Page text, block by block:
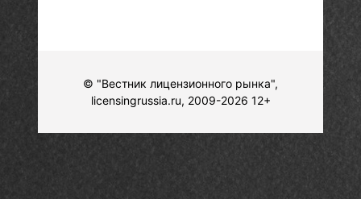
© "Вестник лицензионного рынка",
licensingrussia.ru, 2009-2026 12+